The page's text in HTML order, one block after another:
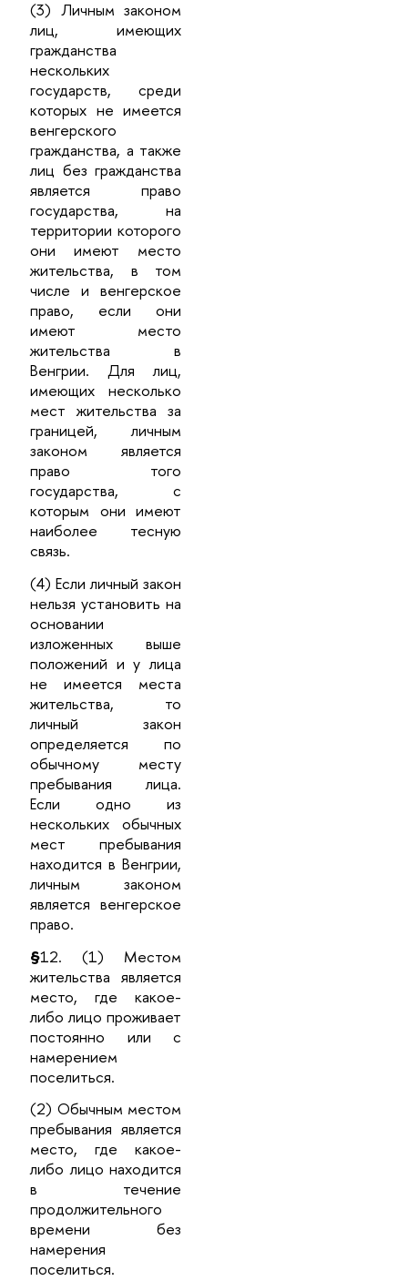
(3) Личным законом
лиц, имеющих
гражданства
нескольких
государств, среди
которых не имеется
венгерского
гражданства, а также
лиц без гражданства
является право
государства, на
территории которого
они имеют место
жительства, в том
числе и венгерское
право, если они
имеют место
жительства в
Венгрии. Для лиц,
имеющих несколько
мест жительства за
границей, личным
законом является
право того
государства, с
которым они имеют
наиболее тесную
связь.
(4) Если личный закон
нельзя установить на
основании
изложенных выше
положений и у лица
не имеется места
жительства, то
личный закон
определяется по
обычному месту
пребывания лица.
Если одно из
нескольких обычных
мест пребывания
находится в Венгрии,
личным законом
является венгерское
право.
§12. (1) Местом
жительства является
место, где какое-
либо лицо проживает
постоянно или с
намерением
поселиться.
(2) Обычным местом
пребывания является
место, где какое-
либо лицо находится
в течение
продолжительного
времени без
намерения
поселиться.